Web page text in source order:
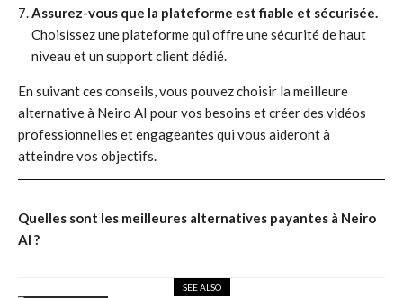
Assurez-vous que la plateforme est fiable et sécurisée.
Choisissez une plateforme qui offre une sécurité de haut
niveau et un support client dédié.
En suivant ces conseils, vous pouvez choisir la meilleure
alternative à Neiro AI pour vos besoins et créer des vidéos
professionnelles et engageantes qui vous aideront à
atteindre vos objectifs.
Quelles sont les meilleures alternatives payantes à Neiro
AI ?
SEE ALSO